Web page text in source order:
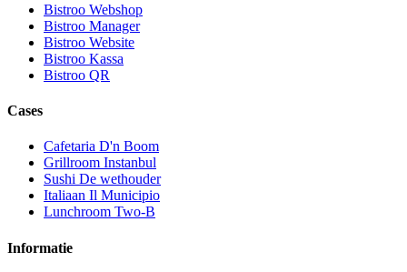
Bistroo Webshop
Bistroo Manager
Bistroo Website
Bistroo Kassa
Bistroo QR
Cases
Cafetaria D'n Boom
Grillroom Instanbul
Sushi De wethouder
Italiaan Il Municipio
Lunchroom Two-B
Informatie